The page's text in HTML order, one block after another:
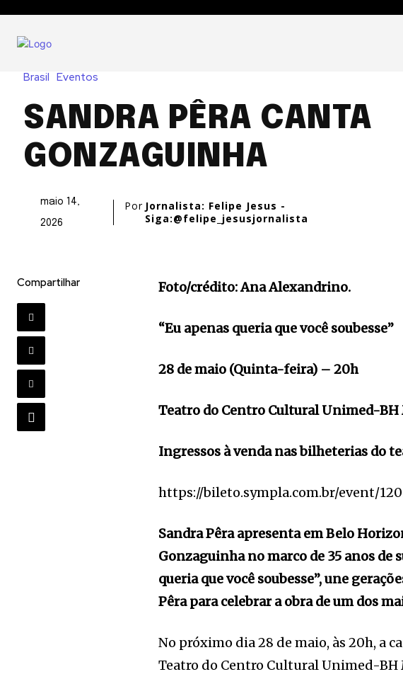
Brasil Eventos
SANDRA PÊRA CANTA
GONZAGUINHA
maio 14,
2026
Por Jornalista: Felipe Jesus -
Siga:@felipe_jesusjornalista
Compartilhar Foto/crédito: Ana Alexandrino.
“Eu apenas queria que você soubesse”
28 de maio (Quinta-feira) – 20h
Teatro do Centro Cultural Unimed-BH
Ingressos à venda nas bilheterias do
https://bileto.sympla.com.br/event/
Sandra Pêra apresenta em Belo
Gonzaguinha no marco de 35 anos de
queria que você soubesse”, une
Pêra para celebrar a obra de um dos
No próximo dia 28 de maio, às 20h, a
Teatro do Centro Cultural Unimed-BH